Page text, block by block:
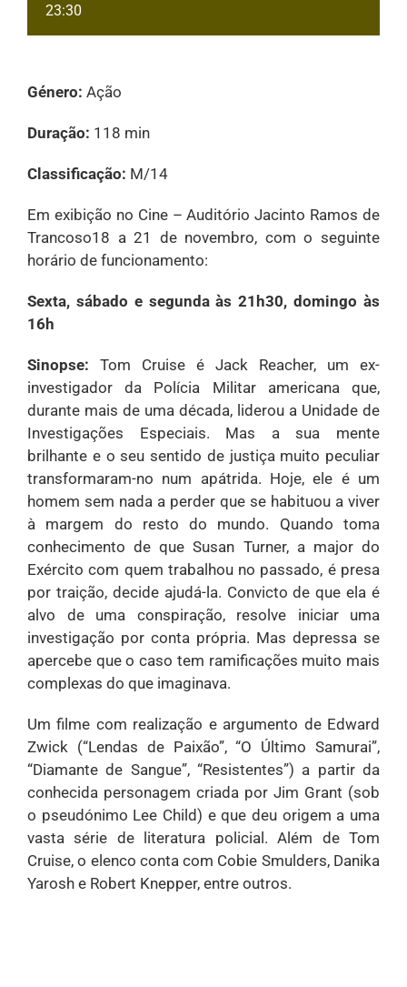
23:30
Género: Ação
Duração: 118 min
Classificação: M/14
Em exibição no Cine – Auditório Jacinto Ramos de
Trancoso18 a 21 de novembro, com o seguinte
horário de funcionamento:
Sexta, sábado e segunda às 21h30, domingo às
16h
Sinopse: Tom Cruise é Jack Reacher, um ex-
investigador da Polícia Militar americana que,
durante mais de uma década, liderou a Unidade de
Investigações Especiais. Mas a sua mente
brilhante e o seu sentido de justiça muito peculiar
transformaram-no num apátrida. Hoje, ele é um
homem sem nada a perder que se habituou a viver
à margem do resto do mundo. Quando toma
conhecimento de que Susan Turner, a major do
Exército com quem trabalhou no passado, é presa
por traição, decide ajudá-la. Convicto de que ela é
alvo de uma conspiração, resolve iniciar uma
investigação por conta própria. Mas depressa se
apercebe que o caso tem ramificações muito mais
complexas do que imaginava.
Um filme com realização e argumento de Edward
Zwick (“Lendas de Paixão”, “O Último Samurai”,
“Diamante de Sangue”, “Resistentes”) a partir da
conhecida personagem criada por Jim Grant (sob
o pseudónimo Lee Child) e que deu origem a uma
vasta série de literatura policial. Além de Tom
Cruise, o elenco conta com Cobie Smulders, Danika
Yarosh e Robert Knepper, entre outros.